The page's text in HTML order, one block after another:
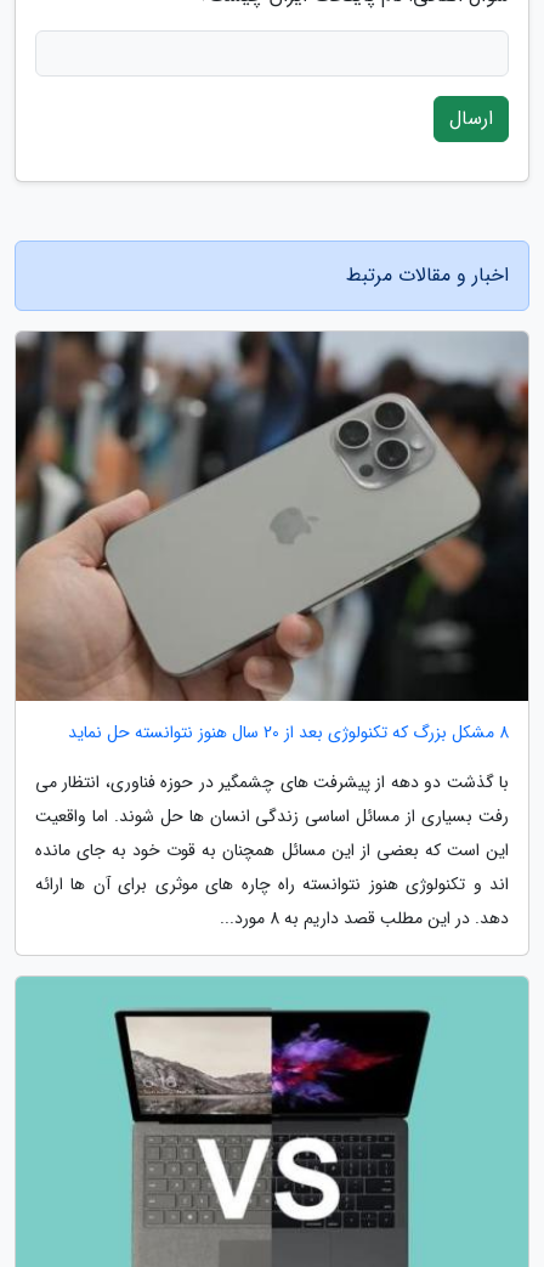
ارسال
اخبار و مقالات مرتبط
8 مشکل بزرگ که تکنولوژی بعد از 20 سال هنوز نتوانسته حل نماید
با گذشت دو دهه از پیشرفت های چشمگیر در حوزه فناوری، انتظار می
رفت بسیاری از مسائل اساسی زندگی انسان ها حل شوند. اما واقعیت
این است که بعضی از این مسائل همچنان به قوت خود به جای مانده
اند و تکنولوژی هنوز نتوانسته راه چاره های موثری برای آن ها ارائه
دهد. در این مطلب قصد داریم به 8 مورد...